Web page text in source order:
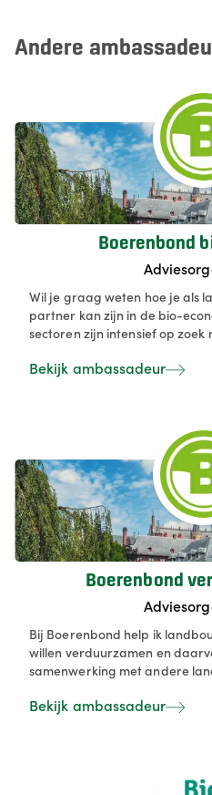
Andere
Boerenbond
Wil je graag weten hoe je als
partner kan zijn in de bio-
sectoren zijn intensief op
voorzien - mits goede
Bekijk ambassadeur
Boerenbond
Bij Boerenbond help ik
willen verduurzamen en
samenwerking met andere
verwerking van peulvruchten,
Bekijk ambassadeur